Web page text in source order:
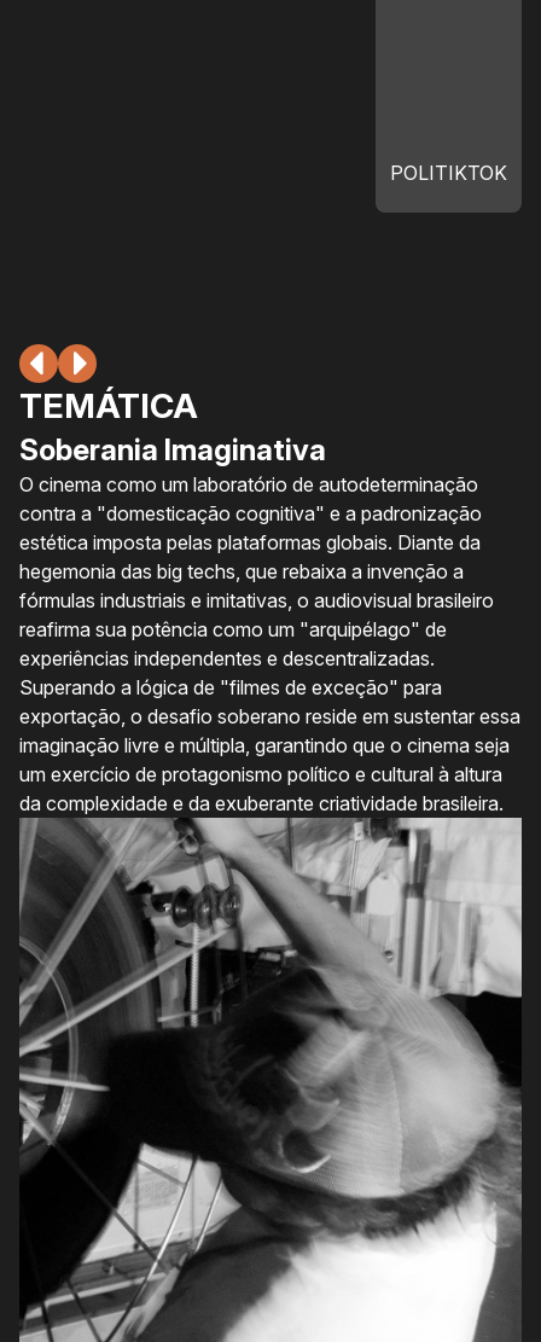
POLITIKTOK
TEMÁTICA
Soberania Imaginativa
O cinema como um laboratório de autodeterminação
contra a "domesticação cognitiva" e a padronização
estética imposta pelas plataformas globais. Diante da
hegemonia das big techs, que rebaixa a invenção a
fórmulas industriais e imitativas, o audiovisual brasileiro
reafirma sua potência como um "arquipélago" de
experiências independentes e descentralizadas.
Superando a lógica de "filmes de exceção" para
exportação, o desafio soberano reside em sustentar essa
imaginação livre e múltipla, garantindo que o cinema seja
um exercício de protagonismo político e cultural à altura
da complexidade e da exuberante criatividade brasileira.